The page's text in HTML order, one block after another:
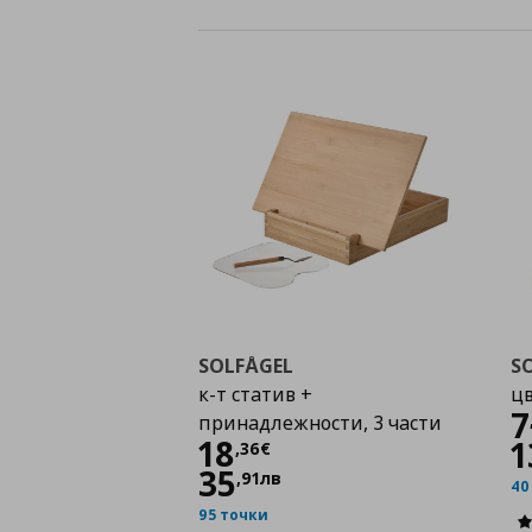
SOLFÅGEL
к-т статив +
принадлежности, 3 части
18,36€
Цена
35,91лв
95 точки
7,